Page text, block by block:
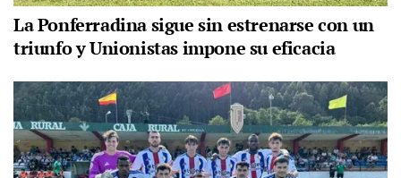
La Ponferradina sigue sin estrenarse con un
triunfo y Unionistas impone su eficacia